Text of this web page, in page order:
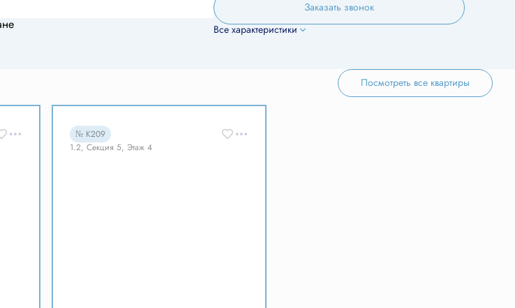
Заказать звонок
Все характеристики
Посмотреть все квартиры
№ К209
1.2, Секция 5, Этаж 4